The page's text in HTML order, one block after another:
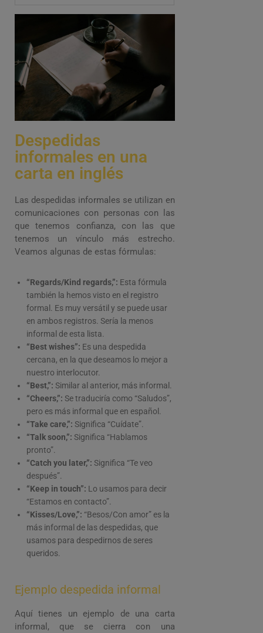
Despedidas
informales en una
carta en inglés
Las despedidas informales se utilizan en
comunicaciones con personas con las
que tenemos confianza, con las que
tenemos un vínculo más estrecho.
Veamos algunas de estas fórmulas:
“Regards/Kind regards,”: Esta fórmula
también la hemos visto en el registro
formal. Es muy versátil y se puede usar
en ambos registros. Sería la menos
informal de esta lista.
“Best wishes”: Es una despedida
cercana, en la que deseamos lo mejor a
nuestro interlocutor.
“Best,”: Similar al anterior, más informal.
“Cheers,”: Se traduciría como “Saludos”,
pero es más informal que en español.
“Take care,”: Significa “Cuídate”.
“Talk soon,”: Significa “Hablamos
pronto”.
“Catch you later,”: Significa “Te veo
después”.
“Keep in touch”: Lo usamos para decir
“Estamos en contacto”.
“Kisses/Love,”: “Besos/Con amor” es la
más informal de las despedidas, que
usamos para despedirnos de seres
queridos.
Ejemplo despedida informal
Aquí tienes un ejemplo de una carta
informal, que se cierra con una